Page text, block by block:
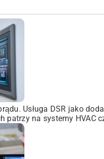
Usługa DSR jako
na systemy HVAC